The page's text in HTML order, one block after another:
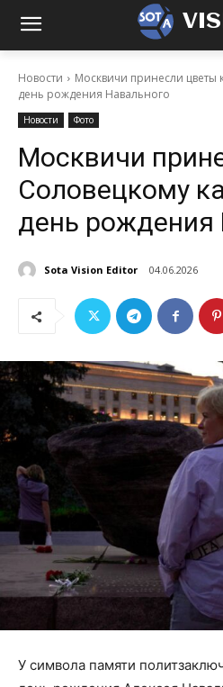
Новости
Москвичи принесли цветы
день рождения Навального
Новости Фото
Москвичи
Соловецкому
день рождения
Sota Vision Editor 04.06.2026
У символа памяти